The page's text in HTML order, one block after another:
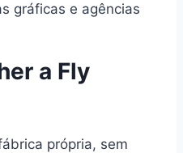
gráficas e agências
a Fly
própria, sem